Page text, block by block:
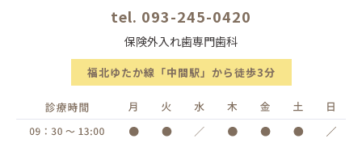
tel. 093-245-0420
保険外入れ歯専門歯科
福北ゆたか線「中間駅」から徒歩3分